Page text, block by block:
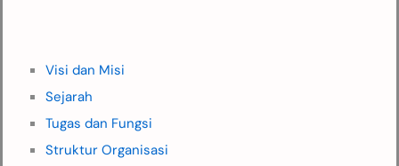
Visi dan Misi
Sejarah
Tugas dan Fungsi
Struktur Organisasi